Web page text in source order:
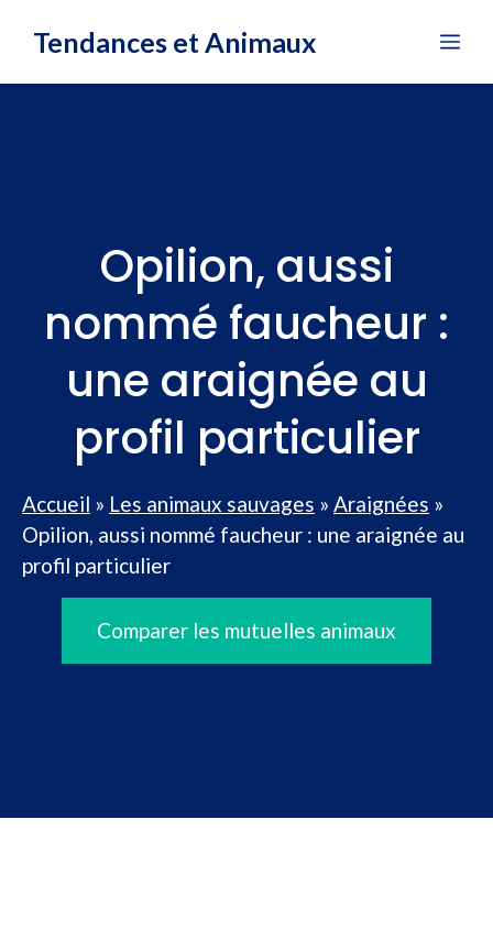
Tendances et Animaux
Opilion, aussi
nommé faucheur :
une araignée au
profil particulier
Accueil » Les animaux sauvages » Araignées »
Opilion, aussi nommé faucheur : une araignée au
profil particulier
Comparer les mutuelles animaux